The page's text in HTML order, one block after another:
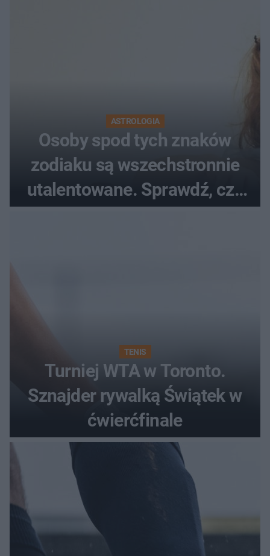
ASTROLOGIA
Osoby spod tych znaków
zodiaku są wszechstronnie
utalentowane. Sprawdź, czy
TENIS
Turniej WTA w Toronto.
Sznajder rywalką Świątek w
ćwierćfinale